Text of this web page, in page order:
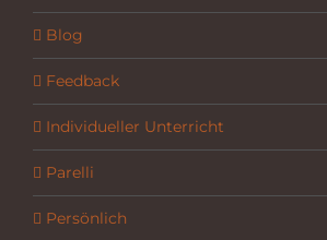
Blog
Feedback
Individueller Unterricht
Parelli
Persönlich